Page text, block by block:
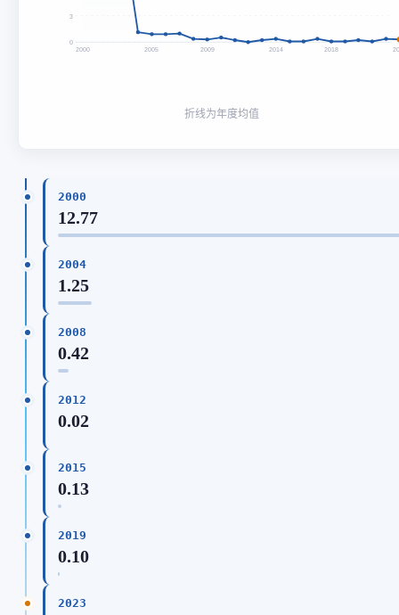
3
0
2000 2005 2009 2014 2018
折线为年度均值
2000
12.77
2004
1.25
2008
0.42
2012
0.02
2015
0.13
2019
0.10
2023